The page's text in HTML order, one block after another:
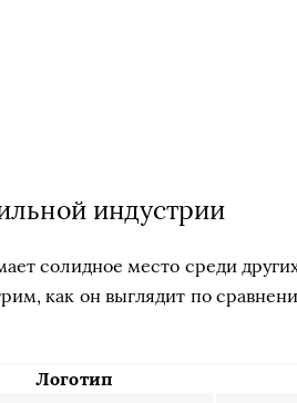
индустрии
солидное место среди
как он выглядит по
Логотип